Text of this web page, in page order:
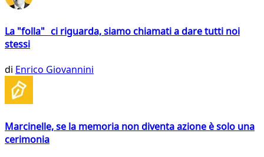
La "folla" ci riguarda, siamo chiamati a dare tutti noi
stessi
di Enrico Giovannini
Marcinelle, se la memoria non diventa azione è solo una
cerimonia